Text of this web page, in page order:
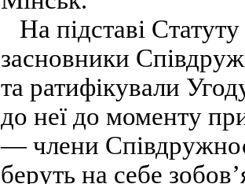
На підставі
засновники
та ратифікували
до неї до моменту
— члени
беруть на себе